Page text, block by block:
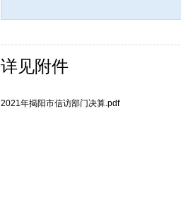
详见附件
2021年揭阳市信访部门决算.pdf